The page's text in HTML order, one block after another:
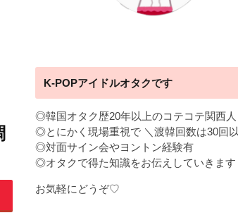
K-POPアイドルオタクです
◎韓国オタク歴20年以上のコテコテ関西人
◎とにかく現場重視で ＼渡韓回数は30回
◎対面サイン会やヨントン経験有
◎オタクで得た知識をお伝えしていきます
お気軽にどうぞ♡